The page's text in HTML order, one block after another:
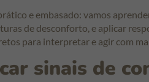
e embasado: vamos
de desconforto, e aplicar
para interpretar e agir com
sinais de